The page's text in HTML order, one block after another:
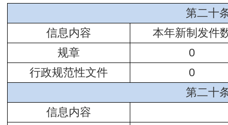
第二十
信息内容
本年新制发件
规章
0
行政规范性文件
0
第二十
信息内容